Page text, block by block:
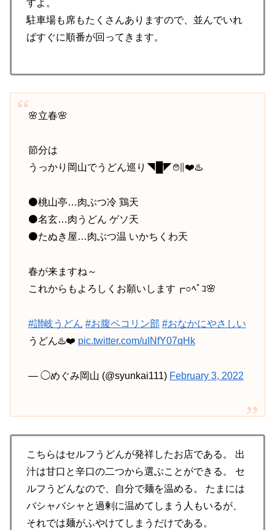
すよ。
駐車場も席もたくさんありますので、並んでいれ
ばすぐに順番が回ってきます。
🌸立春🌸
節分は
うっかり岡山でうどん巡り◥█̆̈◤࿉∥❤️♨️
⚫桃山亭…肉ぶつ冷 鶏天
⚫名玄…肉うどん ゲソ天
⚫たぬき屋…肉ぶつ温 いかちくわ天
春が来ますね～
これからもよろしくお願いします┏○ﾍﾟｺ🌸
#讃岐うどん #お腹ペコリン部 #おなかにやさしい
うどん♨️❤️ pic.twitter.com/uINfY07qHk
— ◯めぐみ岡山 (@syunkai111) February 3, 2022
こちらはセルフうどんが発祥したお店である。 出
汁は甘口と辛口の二つから選ぶことができる。 セ
ルフうどんなので、自分で麺を温める。 たまには
バシャバシャと過剰に温めてしまう人もいるが、
それでは麺がふやけてしまうだけである。